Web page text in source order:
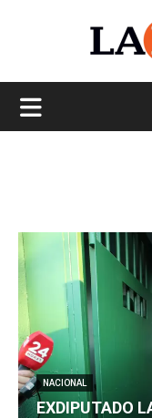
NACIONAL
EXDIPUTADO